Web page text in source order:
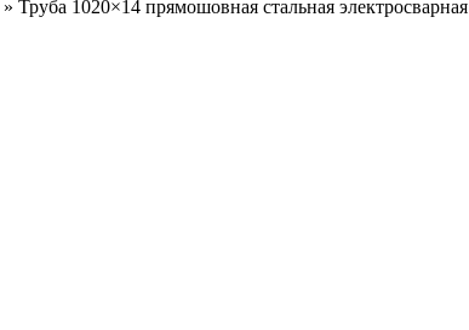
» Труба 1020×14 прямошовная стальная электросварная